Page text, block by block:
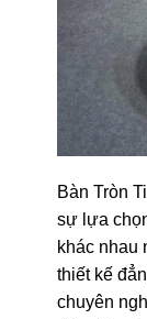
Bàn Tròn
sự lựa
khác nhau
thiết kế
chuyên